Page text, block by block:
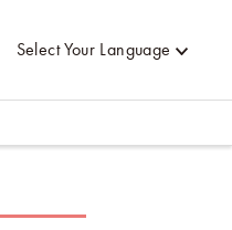
Select Your Language